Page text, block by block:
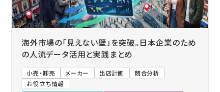
海外市場の「見えない壁」を突破。日本企業のため
の人流データ活用と実践まとめ
小売・卸売 メーカー 出店計画
競合分析
お役立ち情報